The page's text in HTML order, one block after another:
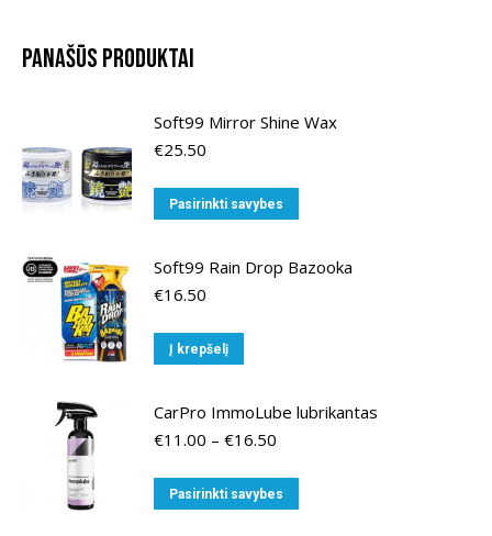
Panašūs produktai
Soft99 Mirror Shine Wax
€25.50
Pasirinkti savybes
be
on
Soft99 Rain Drop Bazooka
€16.50
Į krepšelį
CarPro ImmoLube lubrikantas
€11.00 – €16.50
€11.00
through
Pasirinkti savybes